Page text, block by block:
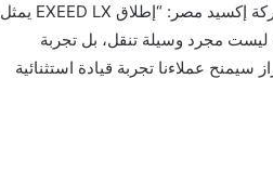
وفي تعليق له على الإطلاق، قال السيد يحيى عبد القدوس، المدير العام لشركة إكسيد مصر: “إطلاق EXEED LX يمثل
مجرد وسيلة تنقل، بل تجربة
سيمنح عملاءنا تجربة قيادة استثنائية